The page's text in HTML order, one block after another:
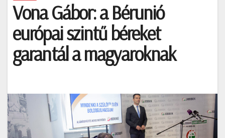
Vona Gábor: a Bérunió
európai szintű béreket
garantál a magyaroknak